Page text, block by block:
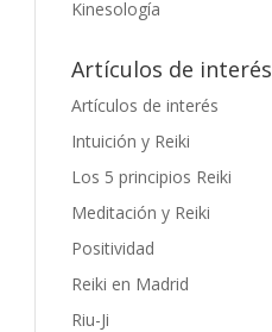
Kinesología
Artículos de interés
Artículos de interés
Intuición y Reiki
Los 5 principios Reiki
Meditación y Reiki
Positividad
Reiki en Madrid
Riu-Ji